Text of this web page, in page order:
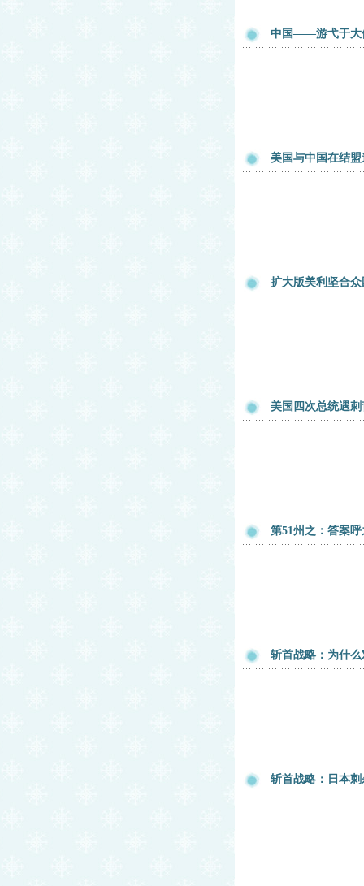
中国——游弋于大
美国与中国在结
扩大版美利坚合众
美国四次总统遇
第51州之：答案
斩首战略：为什
斩首战略：日本